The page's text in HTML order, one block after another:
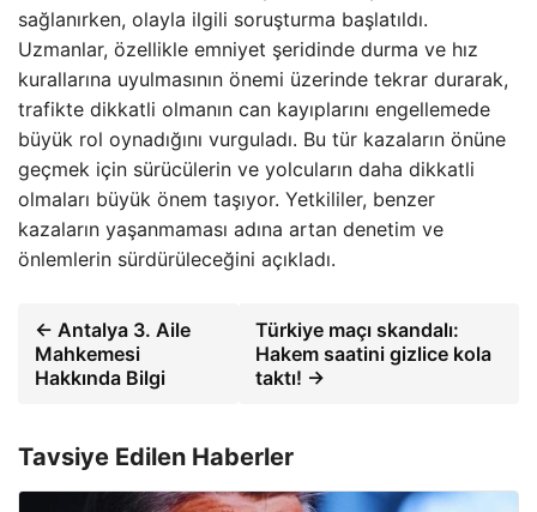
sağlanırken, olayla ilgili soruşturma başlatıldı.
Uzmanlar, özellikle emniyet şeridinde durma ve hız
kurallarına uyulmasının önemi üzerinde tekrar durarak,
trafikte dikkatli olmanın can kayıplarını engellemede
büyük rol oynadığını vurguladı. Bu tür kazaların önüne
geçmek için sürücülerin ve yolcuların daha dikkatli
olmaları büyük önem taşıyor. Yetkililer, benzer
kazaların yaşanmaması adına artan denetim ve
önlemlerin sürdürüleceğini açıkladı.
← Antalya 3. Aile
Mahkemesi
Hakkında Bilgi
Türkiye maçı skandalı:
Hakem saatini gizlice kola
taktı! →
Tavsiye Edilen Haberler